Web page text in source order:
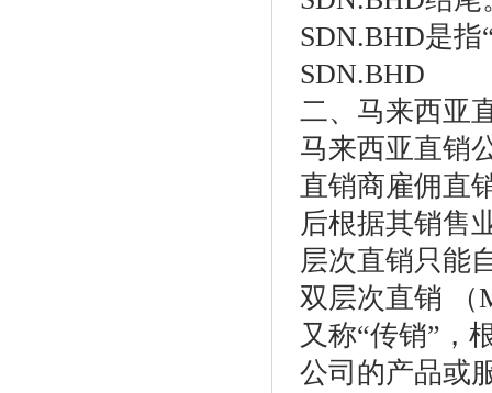
SDN.BHD是
SDN.BHD
二、马来西亚
马来西亚直销
直销商雇佣直
后根据其销售
层次直销只能
双层次直销 （
又称“传销”，
公司的产品或